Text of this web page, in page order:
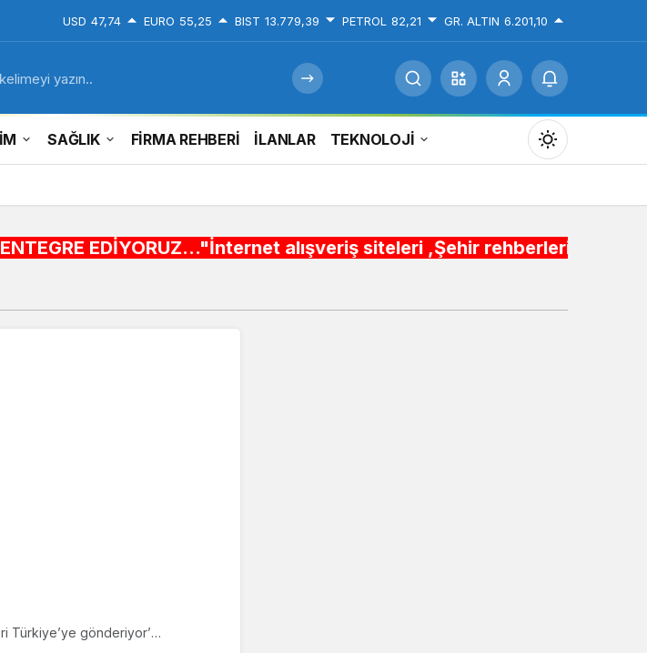
USD 47,74 EURO 55,25 BIST 13.779,39 PETROL 82,21 GR. ALTIN 6.201,10
yazın..
SAĞLIK FİRMA REHBERİ İLANLAR TEKNOLOJİ
Mod
değiştir
EDİYORUZ..."İnternet alışveriş siteleri ,Şehir rehberleri ,
Türkiye’ye gönderiyor’